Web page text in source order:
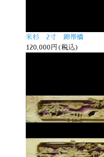
米杉 2寸 錦帯橋
120,000円(税込)